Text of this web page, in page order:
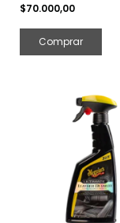
$70.000,00